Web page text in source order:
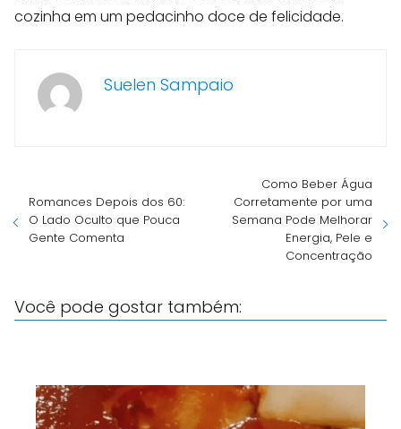
cozinha em um pedacinho doce de felicidade.
Suelen Sampaio
Romances Depois dos 60:
O Lado Oculto que Pouca
Gente Comenta
Como Beber Água
Corretamente por uma
Semana Pode Melhorar
Energia, Pele e
Concentração
Você pode gostar também: